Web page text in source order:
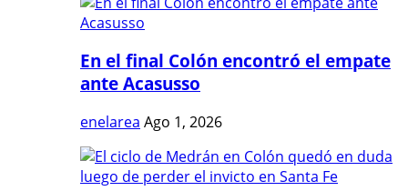
En el final Colón encontró el empate
ante Acasusso
enelarea Ago 1, 2026